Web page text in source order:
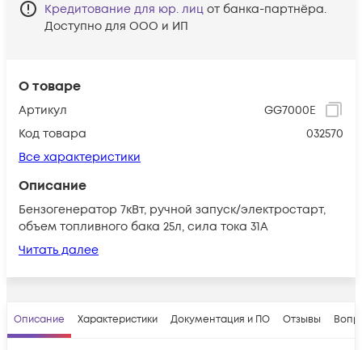
О товаре
Артикул
GG7000E
Код товара
032570
Все характеристики
Описание
Бензогенератор 7кВт, ручной запуск/электростарт,
объем топливного бака 25л, сила тока 31А
Читать далее
Кредитование для юр. лиц от банка-партнёра.
Доступно для ООО и ИП
Описание Характеристики Документация и ПО Отзывы